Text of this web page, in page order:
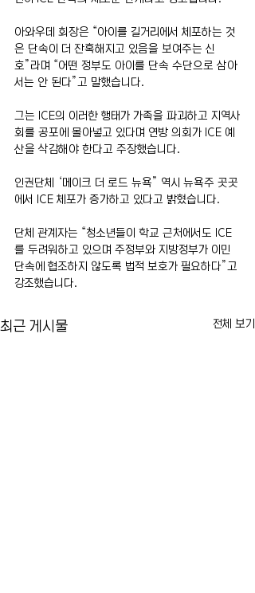
아와우데 회장은 “아이를 길거리에서 체포하는 것
은 단속이 더 잔혹해지고 있음을 보여주는 신
호”라며 “어떤 정부도 아이를 단속 수단으로 삼아
서는 안 된다”고 말했습니다.
그는 ICE의 이러한 행태가 가족을 파괴하고 지역사
회를 공포에 몰아넣고 있다며 연방 의회가 ICE 예
산을 삭감해야 한다고 주장했습니다.
인권단체 ‘메이크 더 로드 뉴욕” 역시 뉴욕주 곳곳
에서 ICE 체포가 증가하고 있다고 밝혔습니다.
단체 관계자는 “청소년들이 학교 근처에서도 ICE
를 두려워하고 있으며 주정부와 지방정부가 이민
단속에 협조하지 않도록 법적 보호가 필요하다”고
강조했습니다.
최근 게시물 전체 보기